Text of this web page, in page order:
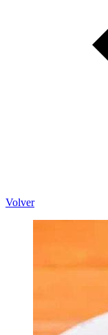
Volver